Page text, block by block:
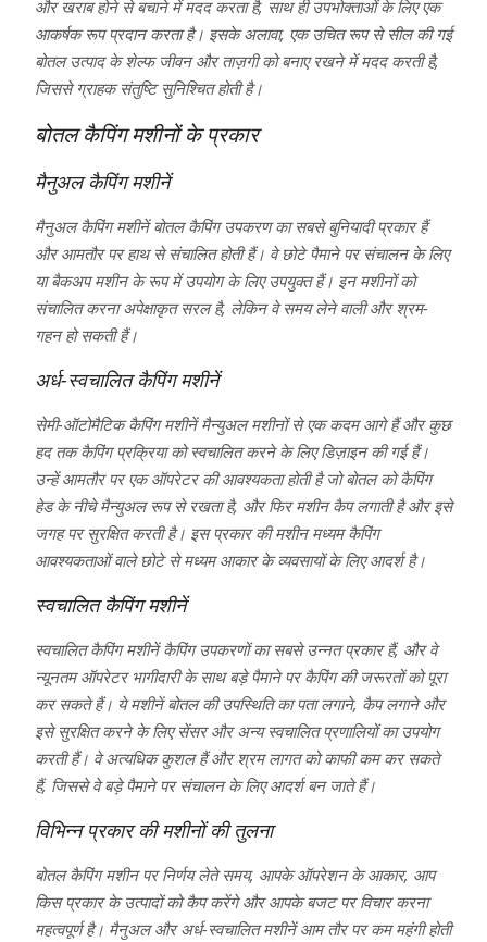
और खराब होने से बचाने में मदद करता है, साथ ही उपभोक्ताओं के लिए एक
आकर्षक रूप प्रदान करता है। इसके अलावा, एक उचित रूप से सील की गई
बोतल उत्पाद के शेल्फ जीवन और ताज़गी को बनाए रखने में मदद करती है,
जिससे ग्राहक संतुष्टि सुनिश्चित होती है।
बोतल कैपिंग मशीनों के प्रकार
मैनुअल कैपिंग मशीनें
मैनुअल कैपिंग मशीनें बोतल कैपिंग उपकरण का सबसे बुनियादी प्रकार हैं
और आमतौर पर हाथ से संचालित होती हैं। वे छोटे पैमाने पर संचालन के लिए
या बैकअप मशीन के रूप में उपयोग के लिए उपयुक्त हैं। इन मशीनों को
संचालित करना अपेक्षाकृत सरल है, लेकिन वे समय लेने वाली और श्रम-
गहन हो सकती हैं।
अर्ध-स्वचालित कैपिंग मशीनें
सेमी-ऑटोमैटिक कैपिंग मशीनें मैन्युअल मशीनों से एक कदम आगे हैं और कुछ
हद तक कैपिंग प्रक्रिया को स्वचालित करने के लिए डिज़ाइन की गई हैं।
उन्हें आमतौर पर एक ऑपरेटर की आवश्यकता होती है जो बोतल को कैपिंग
हेड के नीचे मैन्युअल रूप से रखता है, और फिर मशीन कैप लगाती है और इसे
जगह पर सुरक्षित करती है। इस प्रकार की मशीन मध्यम कैपिंग
आवश्यकताओं वाले छोटे से मध्यम आकार के व्यवसायों के लिए आदर्श है।
स्वचालित कैपिंग मशीनें
स्वचालित कैपिंग मशीनें कैपिंग उपकरणों का सबसे उन्नत प्रकार हैं, और वे
न्यूनतम ऑपरेटर भागीदारी के साथ बड़े पैमाने पर कैपिंग की जरूरतों को पूरा
कर सकते हैं। ये मशीनें बोतल की उपस्थिति का पता लगाने, कैप लगाने और
इसे सुरक्षित करने के लिए सेंसर और अन्य स्वचालित प्रणालियों का उपयोग
करती हैं। वे अत्यधिक कुशल हैं और श्रम लागत को काफी कम कर सकते
हैं, जिससे वे बड़े पैमाने पर संचालन के लिए आदर्श बन जाते हैं।
विभिन्न प्रकार की मशीनों की तुलना
बोतल कैपिंग मशीन पर निर्णय लेते समय, आपके ऑपरेशन के आकार, आप
किस प्रकार के उत्पादों को कैप करेंगे और आपके बजट पर विचार करना
महत्वपूर्ण है। मैनुअल और अर्ध-स्वचालित मशीनें आम तौर पर कम महंगी होती